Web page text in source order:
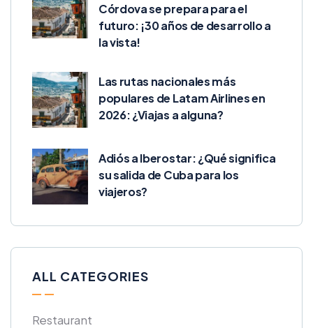
Córdova se prepara para el
futuro: ¡30 años de desarrollo a
la vista!
Las rutas nacionales más
populares de Latam Airlines en
2026: ¿Viajas a alguna?
Adiós a Iberostar: ¿Qué significa
su salida de Cuba para los
viajeros?
ALL CATEGORIES
Restaurant